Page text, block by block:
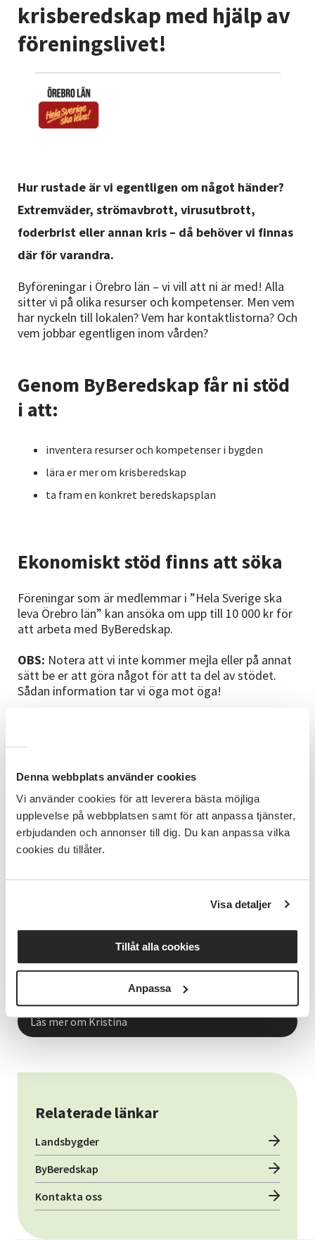
Denna webbplats använder cookies
Vi använder cookies för att leverera bästa möjliga
upplevelse på webbplatsen samt för att anpassa tjänster,
erbjudanden och annonser till dig. Du kan anpassa vilka
cookies du tillåter.
Visa detaljer
Tillåt alla cookies
Anpassa
Nyheter
Avdelningar
Lyssna
krisberedskap med hjälp av
föreningslivet!
Hur rustade är vi egentligen om något händer?
Extremväder, strömavbrott, virusutbrott,
foderbrist eller annan kris – då behöver vi finnas
där för varandra.
Byföreningar i Örebro län – vi vill att ni är med! Alla
sitter vi på olika resurser och kompetenser. Men vem
har nyckeln till lokalen? Vem har kontaktlistorna? Och
vem jobbar egentligen inom vården?
Genom ByBeredskap får ni stöd
i att:
inventera resurser och kompetenser i bygden
lära er mer om krisberedskap
ta fram en konkret beredskapsplan
Ekonomiskt stöd finns att söka
Föreningar som är medlemmar i ”Hela Sverige ska
leva Örebro län” kan ansöka om upp till 10 000 kr för
att arbeta med ByBeredskap.
OBS: Notera att vi inte kommer mejla eller på annat
sätt be er att göra något för att ta del av stödet.
Sådan information tar vi öga mot öga!
Låter det intressant?
Läs gärna mer om projektet via länken
"ByBeredskap" och hör av er om ni vill veta mer!
#nyhlanore
#lokby
Läs mer om Kristina
Relaterade länkar
Landsbygder
ByBeredskap
Kontakta oss